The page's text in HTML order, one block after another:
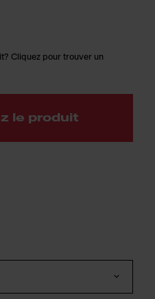
Cliquez pour trouver un
le produit